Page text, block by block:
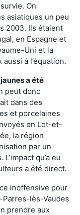
On
asiatiques un peu
2003. Ils étaient
en Espagne et
Uni et la
à l’équation.
a été
peut donc
dans des
et porcelaines
en Lot-et-
la région
par un
qu’a eu
a été direct.
inoffensive pour
Parres-lès-Vaudes
prendre aux